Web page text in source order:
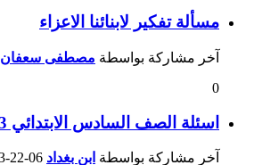
مسألة تفكير لابنائنا الاعزاء
آخر مشاركة بواسطة مصطفى سعفان
0
اسئلة الصف السادس الابتدائي 2013 الدور الاول
آخر مشاركة بواسطة ابن بغداد